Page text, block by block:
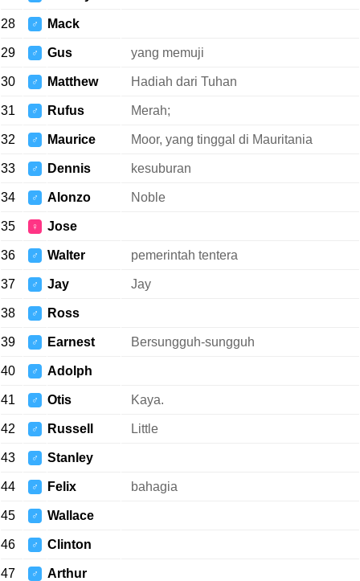
28 ♂ Mack
29 ♂ Gus yang memuji
30 ♂ Matthew Hadiah dari Tuhan
31 ♂ Rufus Merah;
32 ♂ Maurice Moor, yang tinggal di Mauritania
33 ♂ Dennis kesuburan
34 ♂ Alonzo Noble
35 ♀ Jose
36 ♂ Walter pemerintah tentera
37 ♂ Jay Jay
38 ♂ Ross
39 ♂ Earnest Bersungguh-sungguh
40 ♂ Adolph
41 ♂ Otis Kaya.
42 ♂ Russell Little
43 ♂ Stanley
44 ♂ Felix bahagia
45 ♂ Wallace
46 ♂ Clinton
47 ♂ Arthur